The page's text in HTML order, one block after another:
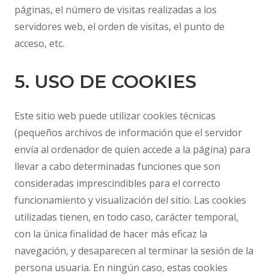
páginas, el número de visitas realizadas a los
servidores web, el orden de visitas, el punto de
acceso, etc.
5. USO DE COOKIES
Este sitio web puede utilizar cookies técnicas
(pequeños archivos de información que el servidor
envía al ordenador de quien accede a la página) para
llevar a cabo determinadas funciones que son
consideradas imprescindibles para el correcto
funcionamiento y visualización del sitio. Las cookies
utilizadas tienen, en todo caso, carácter temporal,
con la única finalidad de hacer más eficaz la
navegación, y desaparecen al terminar la sesión de la
persona usuaria. En ningún caso, estas cookies